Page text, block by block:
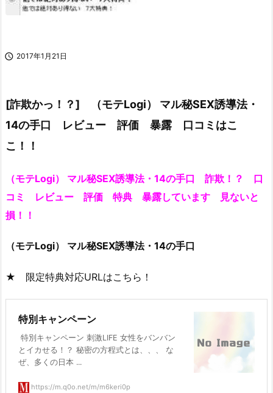
 2017年1月21日
[詐欺かっ！？] （モテLogi） マル秘SEX誘導法・
14の手口 レビュー 評価 暴露 口コミはこ
こ！！
（モテLogi） マル秘SEX誘導法・14の手口 詐欺！？ 口
コミ レビュー 評価 特典 暴露しています 見ないと
損！！
（モテLogi） マル秘SEX誘導法・14の手口
★ 限定特典対応URLはこちら！
特別キャンペーン
特別キャンペーン 刺激LIFE 女性をバンバン
とイカせる！？ 秘密の方程式とは、、、 な
ぜ、多くの日本 ...
https://m.q0o.net/m/m6keri0p